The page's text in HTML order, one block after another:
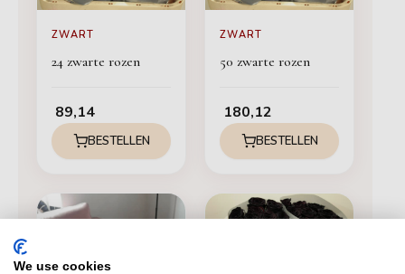
ZWART
24 zwarte rozen
89,14
BESTELLEN
ZWART
50 zwarte rozen
180,12
BESTELLEN
We use cookies